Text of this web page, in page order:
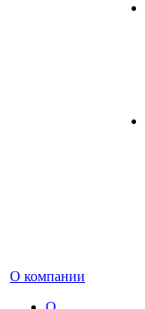
О компании